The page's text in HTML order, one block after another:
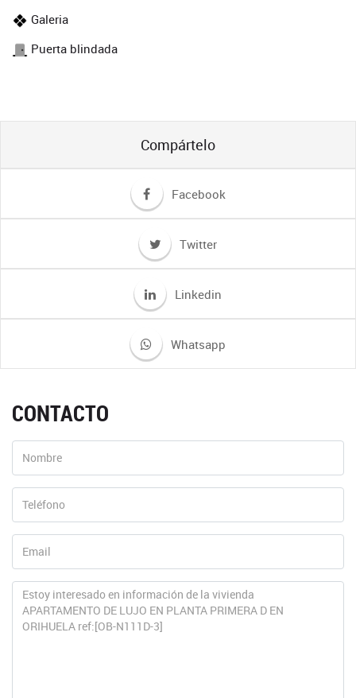
Galeria
Puerta blindada
Compártelo
Facebook
Twitter
Linkedin
Whatsapp
CONTACTO